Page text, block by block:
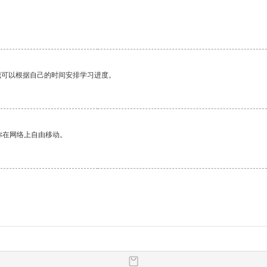
以根据自己的时间安排学习进度。
网络上自由移动。